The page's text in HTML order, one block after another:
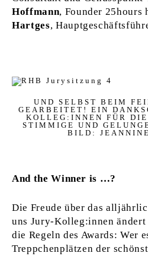
Hoffmann, Founder 25hours
Hartges,
UND SELBST BEIM
GEARBEITET! EIN
KOLLEG:INNEN FÜR
STIMMIGE UND
BILD:
And the Winner is …?
Die Freude über das
uns Jury-Kolleg:innen ändert
die Regeln des Awards: Wer
Treppchenplätzen der